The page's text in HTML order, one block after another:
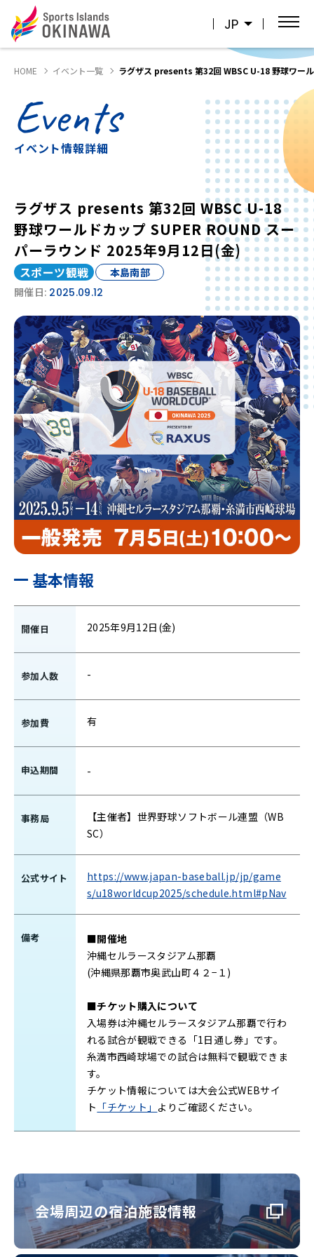
JP
HOME イベント一覧 ラグザス presents 第32回 WBSC U-18 野球ワー
Events
イベント情報詳細
ラグザス presents 第32回 WBSC U-18
野球ワールドカップ SUPER ROUND スー
パーラウンド 2025年9月12日(金)
スポーツ観戦
本島南部
開催日: 2025.09.12
基本情報
開催日 2025年9月12日(金)
参加人数 -
参加費 有
申込期間 -
事務局
【主催者】世界野球ソフトボール連盟（WB
SC）
公式サイト
https://www.japan-baseball.jp/jp/game
s/u18worldcup2025/schedule.html#pNav
備考
■開催地
沖縄セルラースタジアム那覇
(沖縄県那覇市奥武山町４２−１)
■チケット購入について
入場券は沖縄セルラースタジアム那覇で行わ
れる試合が観戦できる「1日通し券」です。
糸満市西崎球場での試合は無料で観戦できま
す。
チケット情報については大会公式WEBサイ
ト 「チケット」 よりご確認ください。
会場周辺の宿泊施設情報